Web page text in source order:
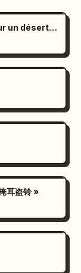
vers
Image cinématographique de mode sur un désert de sel à l'ambiance mélancolique
耳盗铃 »